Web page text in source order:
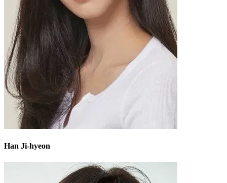
Han Ji-hyeon